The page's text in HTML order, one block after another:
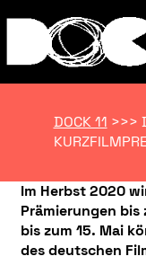
DOCK 11 >>>
Im Herbst 2020
Prämierungen
bis zum 15. Mai
des deutschen